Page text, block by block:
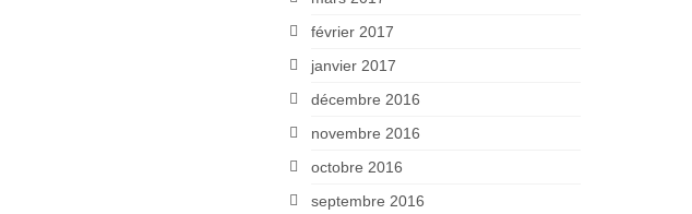
février 2017
janvier 2017
décembre 2016
novembre 2016
octobre 2016
septembre 2016